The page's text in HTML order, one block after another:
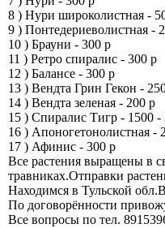
8 ) Нури широколистная -
9 ) Понтедериеволистная -
10 ) Брауни - 300 р
11 ) Ретро спиралис - 300 р
12 ) Балансе - 300 р
13 ) Вендта Грин Гекон -
14 ) Вендта зеленая - 200 р
15 ) Спиралис Тигр - 1500 -
16 ) Апоногетонолистная -
17 ) Афинис - 300 р
Все растения выращены в
травниках.Отправки
Находимся в Тульской
По договорённости
Все вопросы по тел.